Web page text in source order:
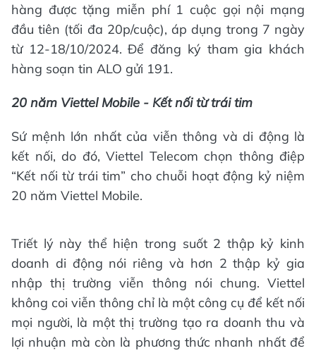
hàng được tặng miễn phí 1 cuộc gọi nội mạng
đầu tiên (tối đa 20p/cuộc), áp dụng trong 7 ngày
từ 12-18/10/2024. Để đăng ký tham gia khách
hàng soạn tin ALO gửi 191.
20 năm Viettel Mobile - Kết nối từ trái tim
Sứ mệnh lớn nhất của viễn thông và di động là
kết nối, do đó, Viettel Telecom chọn thông điệp
“Kết nối từ trái tim” cho chuỗi hoạt động kỷ niệm
20 năm Viettel Mobile.
Triết lý này thể hiện trong suốt 2 thập kỷ kinh
doanh di động nói riêng và hơn 2 thập kỷ gia
nhập thị trường viễn thông nói chung. Viettel
không coi viễn thông chỉ là một công cụ để kết nối
mọi người, là một thị trường tạo ra doanh thu và
lợi nhuận mà còn là phương thức nhanh nhất để